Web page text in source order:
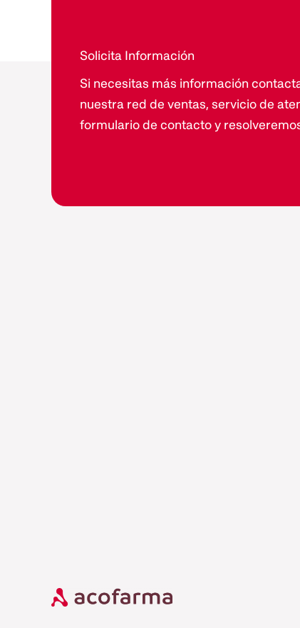
Solicita Información
Si necesitas más información
nuestra red de ventas, servicio de
formulario de contacto y